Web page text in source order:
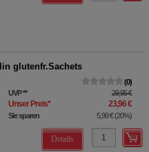
glutenfr.Sachets
0
UVP** 29,95 €
Unser Preis* 23,96 €
Sie sparen 5,99 €(20%)
Details